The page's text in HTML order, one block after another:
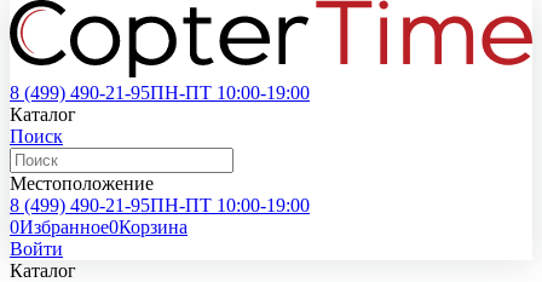
8 (499) 490-21-95ПН-ПТ 10:00-19:00
Каталог
Поиск
Местоположение
8 (499) 490-21-95ПН-ПТ 10:00-19:00
0Избранное0Корзина
Войти
Каталог